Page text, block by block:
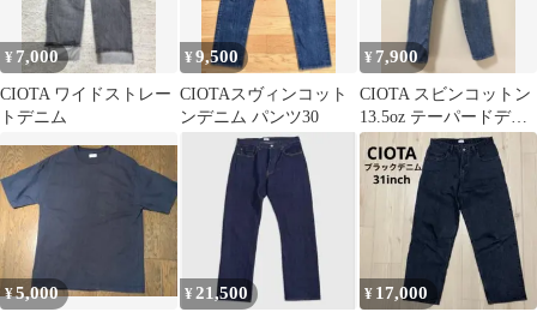
¥ 7,000
CIOTA ワイドストレー
トデニム
¥9,500
CIOTAスヴィンコット
ンデニム パンツ30
¥ 7,900
CIOTA スビンコットン
13.5oz テーパードデニ
ム サイズ30
¥5,000 ¥21,500 ¥ 17,000